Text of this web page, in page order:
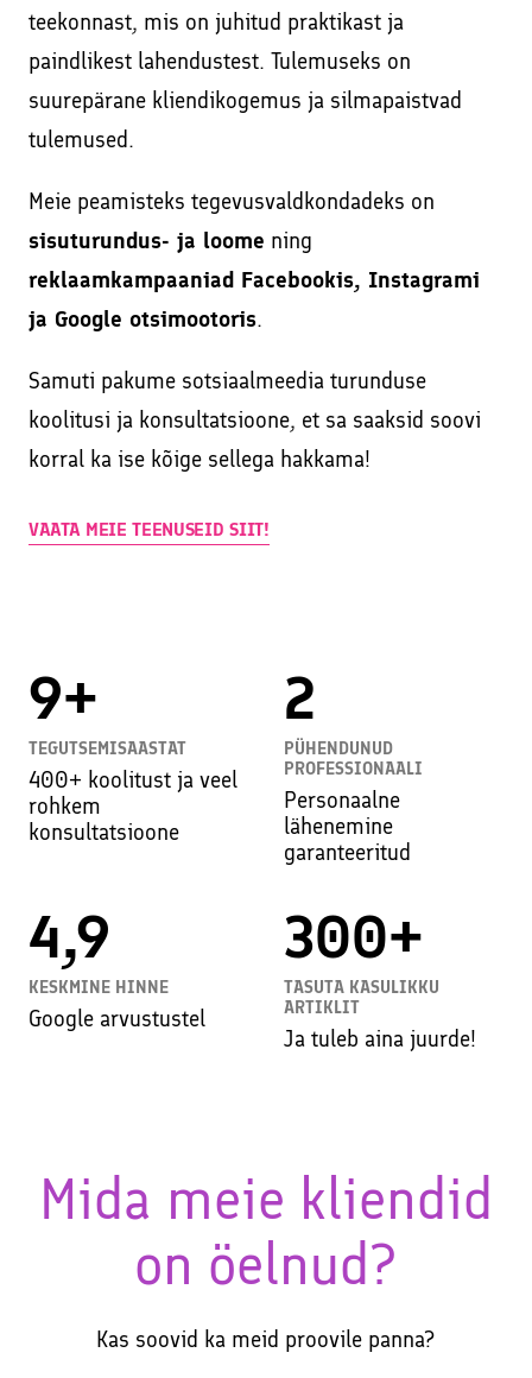
teekonnast, mis on juhitud praktikast ja
paindlikest lahendustest. Tulemuseks on
suurepärane kliendikogemus ja silmapaistvad
tulemused.
Meie peamisteks tegevusvaldkondadeks on
sisuturundus- ja loome ning
reklaamkampaaniad Facebookis, Instagrami
ja Google otsimootoris.
Samuti pakume sotsiaalmeedia turunduse
koolitusi ja konsultatsioone, et sa saaksid soovi
korral ka ise kõige sellega hakkama!
VAATA MEIE TEENUSEID SIIT!
9+
TEGUTSEMISAASTAT
400+ koolitust ja veel
rohkem
konsultatsioone
2
PÜHENDUNUD
PROFESSIONAALI
Personaalne
lähenemine
garanteeritud
4,9
KESKMINE HINNE
Google arvustustel
300+
TASUTA KASULIKKU
ARTIKLIT
Ja tuleb aina juurde!
Mida meie kliendid
on öelnud?
Kas soovid ka meid proovile panna?